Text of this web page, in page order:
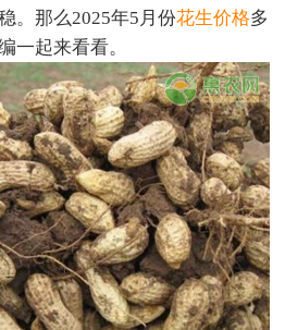
。那么2025年5月份花生价格多
一起来看看。